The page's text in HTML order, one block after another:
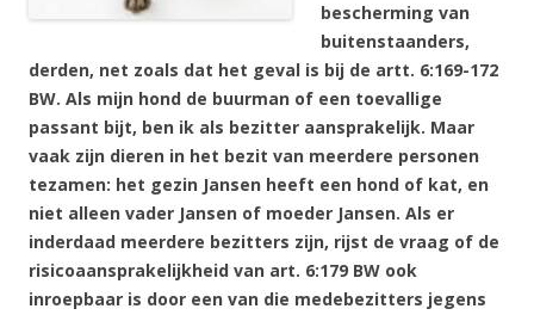
bescherming van
buitenstaanders,
derden, net zoals dat het geval is bij de artt. 6:169-172
BW. Als mijn hond de buurman of een toevallige
passant bijt, ben ik als bezitter aansprakelijk. Maar
vaak zijn dieren in het bezit van meerdere personen
tezamen: het gezin Jansen heeft een hond of kat, en
niet alleen vader Jansen of moeder Jansen. Als er
inderdaad meerdere bezitters zijn, rijst de vraag of de
risicoaansprakelijkheid van art. 6:179 BW ook
inroepbaar is door een van die medebezitters jegens